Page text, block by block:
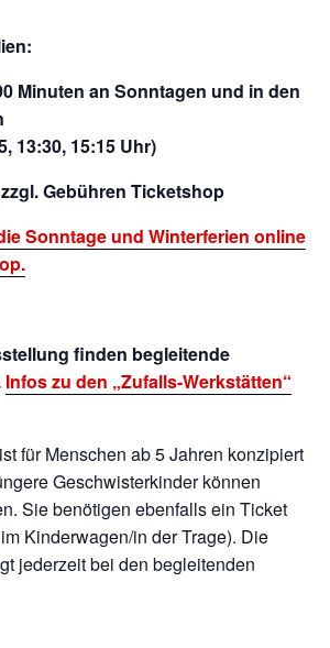
Minuten an Sonntagen und in den
13:30, 15:15 Uhr)
Gebühren Ticketshop
Sonntage und Winterferien online
finden begleitende
Infos zu den „Zufalls-Werkstätten“
für Menschen ab 5 Jahren konzipiert
Geschwisterkinder können
Sie benötigen ebenfalls ein Ticket
Kinderwagen/in der Trage). Die
jederzeit bei den begleitenden